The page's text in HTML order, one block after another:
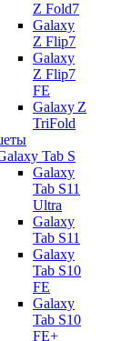
Z Fold7
Galaxy
Z Flip7
Galaxy
Z Flip7
FE
Galaxy Z
TriFold
Tab S
Galaxy
Tab S11
Ultra
Galaxy
Tab S11
Galaxy
Tab S10
FE
Galaxy
Tab S10
FE+